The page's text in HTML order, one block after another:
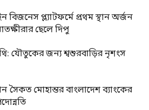
প্ল্যাটফর্মে প্রথম স্থান অর্জন
ছেলে দিপু
যৌতুকের জন্য শ্বশুরবাড়ির নৃশংস
সৈকত মোহান্তর বাংলাদেশ ব্যাংকের